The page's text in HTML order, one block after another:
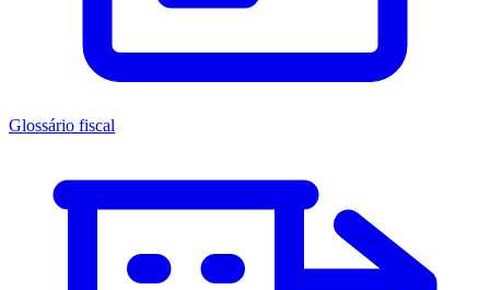
Glossário fiscal